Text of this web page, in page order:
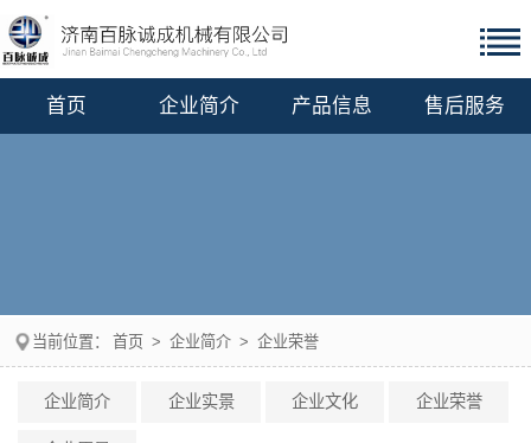
首页 企业简介 产品信息 售后服务
当前位置： 首页 > 企业简介 > 企业荣誉
企业简介 企业实景 企业文化 企业荣誉